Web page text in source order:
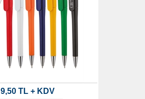
9,50 TL + KDV